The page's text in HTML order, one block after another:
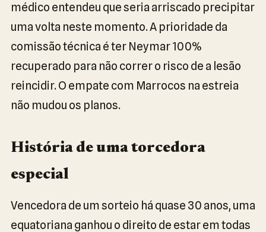
médico entendeu que seria arriscado precipitar
uma volta neste momento. A prioridade da
comissão técnica é ter Neymar 100%
recuperado para não correr o risco de a lesão
reincidir. O empate com Marrocos na estreia
não mudou os planos.
História de uma torcedora
especial
Vencedora de um sorteio há quase 30 anos, uma
equatoriana ganhou o direito de estar em todas